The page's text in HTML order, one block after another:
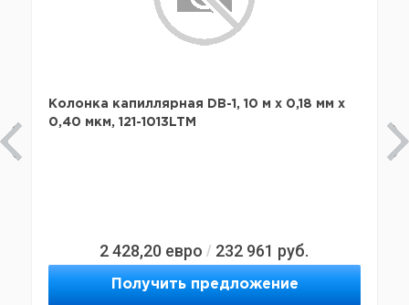
Колонка капиллярная DB-1, 10 м x 0,18 мм х
0,40 мкм, 121-1013LTM
2 428,20 евро / 232 961 руб.
Получить предложение